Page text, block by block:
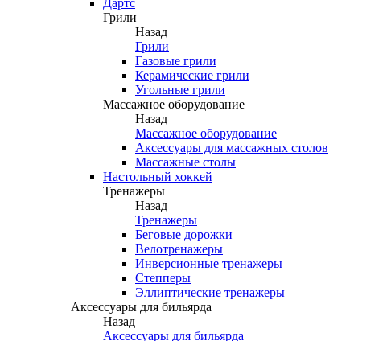
Дартс
Грили
Назад
Грили
Газовые грили
Керамические грили
Угольные грили
Массажное оборудование
Назад
Массажное оборудование
Аксессуары для массажных столов
Массажные столы
Настольный хоккей
Тренажеры
Назад
Тренажеры
Беговые дорожки
Велотренажеры
Инверсионные тренажеры
Степперы
Эллиптические тренажеры
Аксессуары для бильярда
Назад
Аксессуары для бильярда